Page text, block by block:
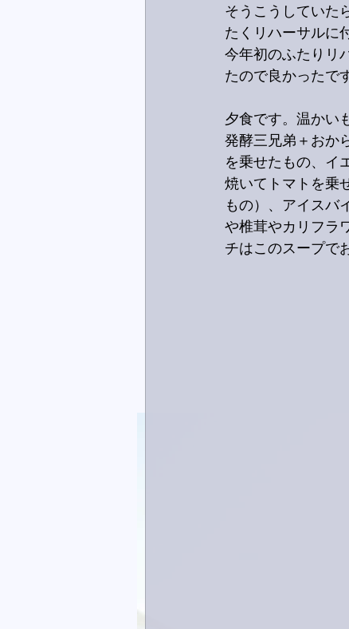
そうこうしていた
たくリハーサルに
今年初のふたりリ
たので良かったで
夕食です。温かい
発酵三兄弟＋おか
を乗せたもの、イ
焼いてトマトを乗
もの）、アイスバ
や椎茸やカリフラ
チはこのスープで